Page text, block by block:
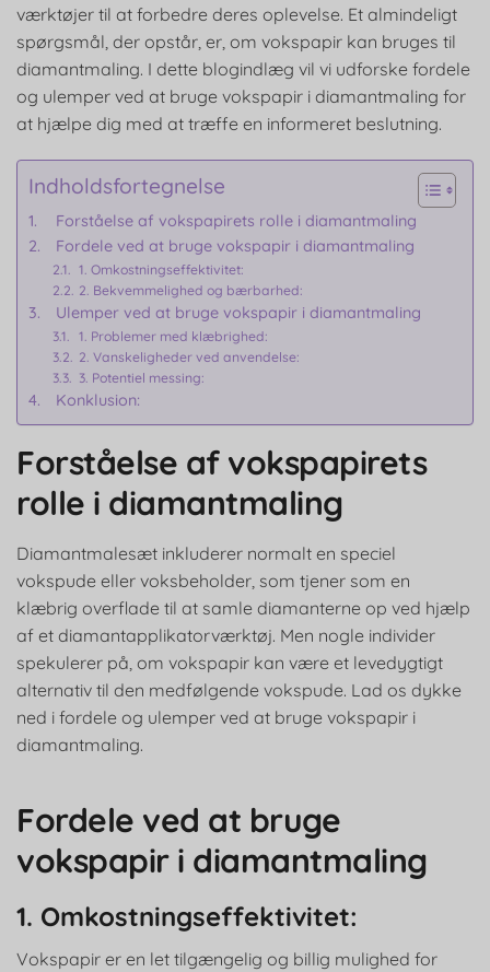
værktøjer til at forbedre deres oplevelse. Et almindeligt
spørgsmål, der opstår, er, om vokspapir kan bruges til
diamantmaling. I dette blogindlæg vil vi udforske fordele
og ulemper ved at bruge vokspapir i diamantmaling for
at hjælpe dig med at træffe en informeret beslutning.
Indholdsfortegnelse
Forståelse af vokspapirets rolle i diamantmaling
Fordele ved at bruge vokspapir i diamantmaling
1. Omkostningseffektivitet:
2. Bekvemmelighed og bærbarhed:
Ulemper ved at bruge vokspapir i diamantmaling
1. Problemer med klæbrighed:
2. Vanskeligheder ved anvendelse:
3. Potentiel messing:
Konklusion:
Forståelse af vokspapirets
rolle i diamantmaling
Diamantmalesæt inkluderer normalt en speciel
vokspude eller voksbeholder, som tjener som en
klæbrig overflade til at samle diamanterne op ved hjælp
af et diamantapplikatorværktøj. Men nogle individer
spekulerer på, om vokspapir kan være et levedygtigt
alternativ til den medfølgende vokspude. Lad os dykke
ned i fordele og ulemper ved at bruge vokspapir i
diamantmaling.
Fordele ved at bruge
vokspapir i diamantmaling
1. Omkostningseffektivitet:
Vokspapir er en let tilgængelig og billig mulighed for